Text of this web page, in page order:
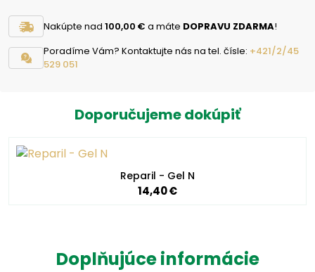
Nakúpte nad 100,00 € a máte DOPRAVU ZDARMA!
Poradíme Vám? Kontaktujte nás na tel. čísle: +421/2/45
529 051
Doporučujeme dokúpiť
Reparil - Gel N
14,40 €
Doplňujúce informácie